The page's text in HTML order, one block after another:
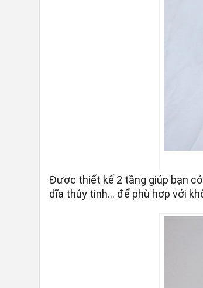
Được thiết kế 2 tầng giúp bạn
dĩa thủy tinh… để phù hợp với